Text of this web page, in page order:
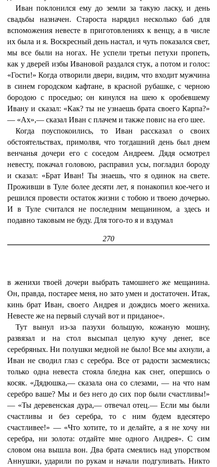
Иван поклонился ему до земли за такую ласку, и день
свадьбы назначен. Староста нарядил несколько баб для
вспоможения невесте в приготовлениях к венцу, а в числе
их была и я. Воскресный день настал, и чуть показался свет,
мы все были на ногах. Не успели третьи петухи пропеть,
как у дверей избы Ивановой раздался стук, а потом и голос:
«Гости!» Когда отворили двери, видим, что входит мужчина
в синем городском кафтане, в красной рубашке, с черною
бородою с проседью; он кинулся на шею к оробевшему
Ивану и сказал: «Как? ты не узнаешь брата своего Карпа?»
— «Ах»,— сказал Иван с плачем и также повис на его шее.
Когда поуспокоились, то Иван рассказал о своих
обстоятельствах, примолвя, что тогдашний день был днем
венчанья дочери его с соседом Андреем. Дядя осмотрел
невесту, покачал головою, расправил усы, погладил бороду
и сказал: «Брат Иван! Ты знаешь, что я одинок на свете.
Проживши в Туле более десяти лет, я понакопил кое-чего и
решился провести остаток жизни с тобою и твоею дочерью.
И в Туле считался не последним мещанином, а здесь и
подавно таковым не буду. Для того-то я и вздумал
270
в женихи твоей дочери выбрать тамошнего же мещанина.
Он, правда, постарее меня, но зато умен и достаточен. Итак,
кинь брат Иван, своего Андрея и дождись моего жениха.
Невесте же на первый случай вот и приданое».
Тут вынул из-за пазухи большую, кожаную мошну,
развязал и на стол высыпал целую кучу денег, все
серебряных. Ни полушки медной не было! Все мы ахнули, а
Иван не сводил глаз с серебра. Все от радости засмеялись;
только одна невеста стояла бледна как снег, опершись о
косяк. «Дядюшка,— сказала она со слезами, — на что нам
серебро ваше? Мы и без него до сих пор были счастливы!»
— «Ты деревенская дура,— отвечал отец.— Если мы были
счастливы и без серебра, то с ним будем вдесятеро
счастливее!» — «Что хотите, то и делайте, а я не хочу ни
серебра, ни золота: отдайте мне одного Андрея». С сим
словом она вышла вон. Два брата смеялись над упорством
Аннушки, ударили по рукам и начали подгуливать. Никто